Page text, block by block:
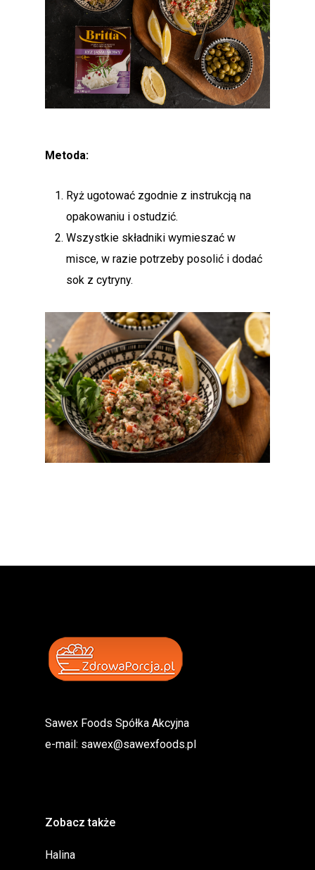
Metoda:
Ryż ugotować zgodnie z instrukcją na
opakowaniu i ostudzić.
Wszystkie składniki wymieszać w
misce, w razie potrzeby posolić i dodać
sok z cytryny.
Sawex Foods Spółka Akcyjna
e-mail: sawex@sawexfoods.pl
Zobacz także
Halina